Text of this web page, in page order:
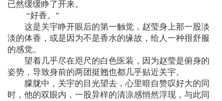
已然缓缓睁了开来。
“好香。”
这是关宇睁开眼后的第一触觉，赵莹身上那一股淡
淡的体香，或是因为不是香水的缘故，给人一种很舒服
的感觉。
望着几乎尽在咫尺的白色医装，因为赵莹是俯身的
姿势，导致身前的两团挺翘也都几乎贴近关宇。
朦胧中，关宇的目光望去，心里暗自赞叹好大的同
时，他的双眼内，一股异样的清凉感悄然浮现，与此同